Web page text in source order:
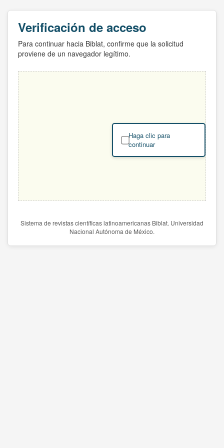
Verificación de acceso
Para continuar hacia Biblat, confirme que la solicitud
proviene de un navegador legítimo.
Haga clic para
continuar
Sistema de revistas científicas latinoamericanas Biblat. Universidad
Nacional Autónoma de México.